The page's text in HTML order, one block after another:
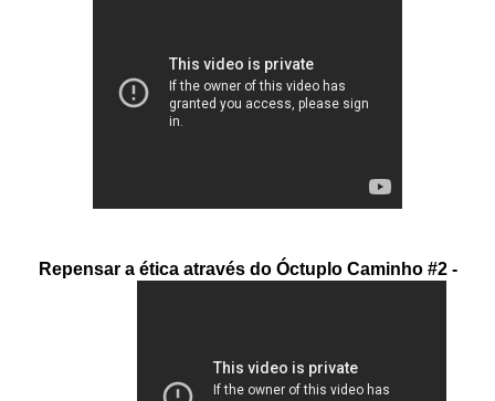
Repensar a ética através do Óctuplo Caminho #2 -